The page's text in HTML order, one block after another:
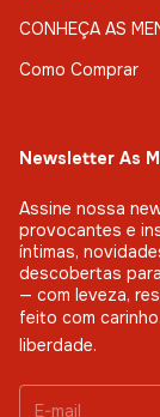
CONHEÇA AS
Como Comprar
Newsletter As
Assine nossa
provocantes e
íntimas,
descobertas
— com leveza,
feito com
liberdade.